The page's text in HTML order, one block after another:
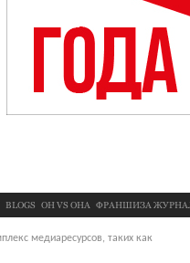
BLOGS OН VS ОНА ФРАНШИЗА
медиаресурсов, таких как